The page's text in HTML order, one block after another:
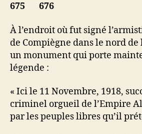
675 676
À l’endroit où fut signé
de Compiègne dans le nord
un monument qui porte
légende :
« Ici le 11 Novembre, 1918,
criminel orgueil de l’Empire
par les peuples libres qu’il